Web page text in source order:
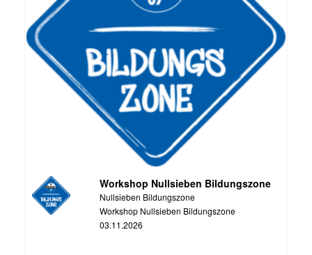
Workshop Nullsieben Bildungszone
Nullsieben Bildungszone
Workshop Nullsieben Bildungszone
03.11.2026